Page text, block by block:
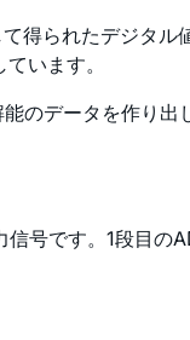
られたデジタ
います。
のデータを作り
号です。1段目